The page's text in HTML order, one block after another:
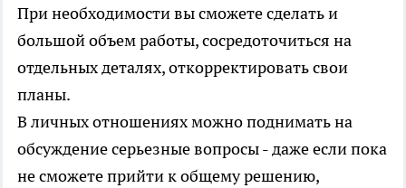
При необходимости вы сможете сделать и
большой объем работы, сосредоточиться на
отдельных деталях, откорректировать свои
планы.
В личных отношениях можно поднимать на
обсуждение серьезные вопросы - даже если пока
не сможете прийти к общему решению,